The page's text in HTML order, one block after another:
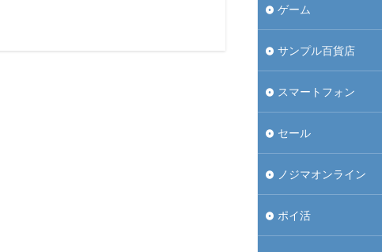
ゲーム
サンプル百貨店
スマートフォン
セール
ノジマオンライン
ポイ活